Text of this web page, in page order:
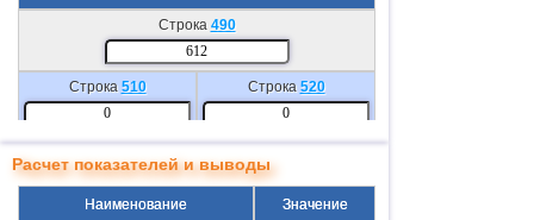
Строка 490
Строка 510 Строка 520
Строка610 Строка620
Строка630 Строка640
Расчет показателей и выводы
Наименование Значение